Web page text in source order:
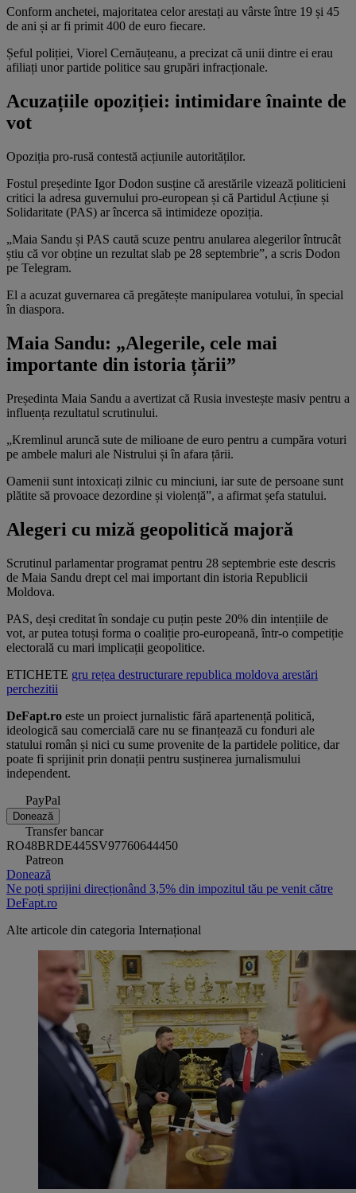
Conform anchetei, majoritatea celor arestați au vârste între 19 și 45
de ani și ar fi primit 400 de euro fiecare.
Șeful poliției, Viorel Cernăuțeanu, a precizat că unii dintre ei erau
afiliați unor partide politice sau grupări infracționale.
Acuzațiile opoziției: intimidare înainte de
vot
Opoziția pro-rusă contestă acțiunile autorităților.
Fostul președinte Igor Dodon susține că arestările vizează politicieni
critici la adresa guvernului pro-european și că Partidul Acțiune și
Solidaritate (PAS) ar încerca să intimideze opoziția.
„Maia Sandu și PAS caută scuze pentru anularea alegerilor întrucât
știu că vor obține un rezultat slab pe 28 septembrie”, a scris Dodon
pe Telegram.
El a acuzat guvernarea că pregătește manipularea votului, în special
în diaspora.
Maia Sandu: „Alegerile, cele mai
importante din istoria țării”
Președinta Maia Sandu a avertizat că Rusia investește masiv pentru a
influența rezultatul scrutinului.
„Kremlinul aruncă sute de milioane de euro pentru a cumpăra voturi
pe ambele maluri ale Nistrului și în afara țării.
Oamenii sunt intoxicați zilnic cu minciuni, iar sute de persoane sunt
plătite să provoace dezordine și violență”, a afirmat șefa statului.
Alegeri cu miză geopolitică majoră
Scrutinul parlamentar programat pentru 28 septembrie este descris
de Maia Sandu drept cel mai important din istoria Republicii
Moldova.
PAS, deși creditat în sondaje cu puțin peste 20% din intențiile de
vot, ar putea totuși forma o coaliție pro-europeană, într-o competiție
electorală cu mari implicații geopolitice.
ETICHETE gru rețea destructurare republica moldova arestări
perchezitii
DeFapt.ro este un proiect jurnalistic fără apartenență politică,
ideologică sau comercială care nu se finanțează cu fonduri ale
statului român și nici cu sume provenite de la partidele politice, dar
poate fi sprijinit prin donații pentru susținerea jurnalismului
independent.
PayPal
Donează
Transfer bancar
RO48BRDE445SV97760644450
Patreon
Donează
Ne poți sprijini direcționând 3,5% din impozitul tău pe venit către
DeFapt.ro
Alte articole din categoria Internațional